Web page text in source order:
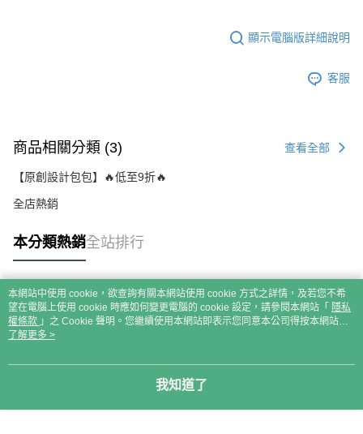
顯示電腦版詳細說明
客服
商品相關分類 (3) 查看全部
【原創設計包包】🔥低至9折🔥
全店熱銷
本分類熱銷全站排行
熱門標籤
本網站中使用 cookie，欲查詢有關本網站使用 cookie 方式之詳情，及若您不希
望在電腦上使用 cookie 時應如何變更電腦的 cookie 設定，請參閱本網站「 隱私
權條款 」之 Cookie 聲明。您繼續使用本網站即表示您同意本公司得按本網站使
用條款之 Cookie 聲明使用 cookie。
了解更多 >
我知道了